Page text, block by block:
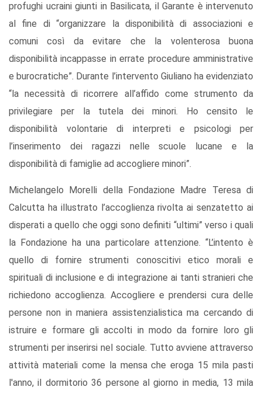
profughi ucraini giunti in Basilicata, il Garante è intervenuto
al fine di “organizzare la disponibilità di associazioni e
comuni così da evitare che la volenterosa buona
disponibilità incappasse in errate procedure amministrative
e burocratiche”. Durante l’intervento Giuliano ha evidenziato
“la necessità di ricorrere all’affido come strumento da
privilegiare per la tutela dei minori. Ho censito le
disponibilità volontarie di interpreti e psicologi per
l’inserimento dei ragazzi nelle scuole lucane e la
disponibilità di famiglie ad accogliere minori”.
Michelangelo Morelli della Fondazione Madre Teresa di
Calcutta ha illustrato l’accoglienza rivolta ai senzatetto ai
disperati a quello che oggi sono definiti “ultimi” verso i quali
la Fondazione ha una particolare attenzione. “L’intento è
quello di fornire strumenti conoscitivi etico morali e
spirituali di inclusione e di integrazione ai tanti stranieri che
richiedono accoglienza. Accogliere e prendersi cura delle
persone non in maniera assistenzialistica ma cercando di
istruire e formare gli accolti in modo da fornire loro gli
strumenti per inserirsi nel sociale. Tutto avviene attraverso
attività materiali come la mensa che eroga 15 mila pasti
l'anno, il dormitorio 36 persone al giorno in media, 13 mila